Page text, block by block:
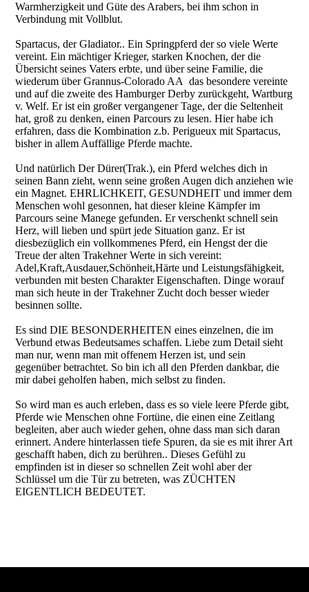
Warmherzigkeit und Güte des Arabers, bei ihm schon in
Verbindung mit Vollblut.
Spartacus, der Gladiator.. Ein Springpferd der so viele Werte
vereint. Ein mächtiger Krieger, starken Knochen, der die
Übersicht seines Vaters erbte, und über seine Familie, die
wiederum über Grannus-Colorado AA das besondere vereinte
und auf die zweite des Hamburger Derby zurückgeht, Wartburg
v. Welf. Er ist ein großer vergangener Tage, der die Seltenheit
hat, groß zu denken, einen Parcours zu lesen. Hier habe ich
erfahren, dass die Kombination z.b. Perigueux mit Spartacus,
bisher in allem Auffällige Pferde machte.
Und natürlich Der Dürer(Trak.), ein Pferd welches dich in
seinen Bann zieht, wenn seine großen Augen dich anziehen wie
ein Magnet. EHRLICHKEIT, GESUNDHEIT und immer dem
Menschen wohl gesonnen, hat dieser kleine Kämpfer im
Parcours seine Manege gefunden. Er verschenkt schnell sein
Herz, will lieben und spürt jede Situation ganz. Er ist
diesbezüglich ein vollkommenes Pferd, ein Hengst der die
Treue der alten Trakehner Werte in sich vereint:
Adel,Kraft,Ausdauer,Schönheit,Härte und Leistungsfähigkeit,
verbunden mit besten Charakter Eigenschaften. Dinge worauf
man sich heute in der Trakehner Zucht doch besser wieder
besinnen sollte.
Es sind DIE BESONDERHEITEN eines einzelnen, die im
Verbund etwas Bedeutsames schaffen. Liebe zum Detail sieht
man nur, wenn man mit offenem Herzen ist, und sein
gegenüber betrachtet. So bin ich all den Pferden dankbar, die
mir dabei geholfen haben, mich selbst zu finden.
So wird man es auch erleben, dass es so viele leere Pferde gibt,
Pferde wie Menschen ohne Fortüne, die einen eine Zeitlang
begleiten, aber auch wieder gehen, ohne dass man sich daran
erinnert. Andere hinterlassen tiefe Spuren, da sie es mit ihrer Art
geschafft haben, dich zu berühren.. Dieses Gefühl zu
empfinden ist in dieser so schnellen Zeit wohl aber der
Schlüssel um die Tür zu betreten, was ZÜCHTEN
EIGENTLICH BEDEUTET.